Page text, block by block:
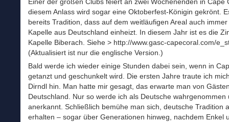
Einer der großen Clubs feiert an zwei Wochenenden in Cape
diesem Anlass wird sogar eine Oktoberfest-Königin gekrönt.
bereits Tradition, dass auf dem weitläufigen Areal auch
Kapelle aus Deutschland einheizt. In diesem Jahr ist es die
Kapelle Biberach. Siehe > http://www.gasc-capecoral.com/
(Aktualisiert ist nur die englische Version.)
Bald werde ich wieder einige Stunden dabei sein, wenn in
getanzt und geschunkelt wird. Die ersten Jahre traute ich
Dirndl hin. Man hatte mir gesagt, das erwarte man von
Deutschland. Nur so werde ich als Deutsche wahrgenommen
anerkannt. Schließlich bemühe man sich, deutsche Tradition
erhalten – sogar über Generationen hinweg, nachdem Enkel